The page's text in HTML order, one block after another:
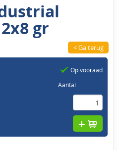
gr
< Ga terug
Op vooraad
Aantal